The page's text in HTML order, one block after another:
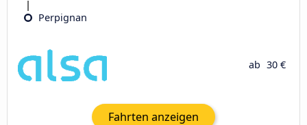
Perpignan
ab 30 €
Fahrten anzeigen